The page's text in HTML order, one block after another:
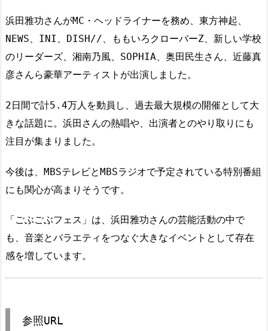
浜田雅功さんがMC・ヘッドライナーを務め、東方神起、
NEWS、INI、DISH//、ももいろクローバーZ、新しい学校
のリーダーズ、湘南乃風、SOPHIA、奥田民生さん、近藤真
彦さんら豪華アーティストが出演しました。
2日間で計5.4万人を動員し、過去最大規模の開催として大
きな話題に。浜田さんの熱唱や、出演者とのやり取りにも
注目が集まりました。
今後は、MBSテレビとMBSラジオで予定されている特別番組
にも関心が高まりそうです。
「ごぶごぶフェス」は、浜田雅功さんの芸能活動の中で
も、音楽とバラエティをつなぐ大きなイベントとして存在
感を増しています。
参照URL